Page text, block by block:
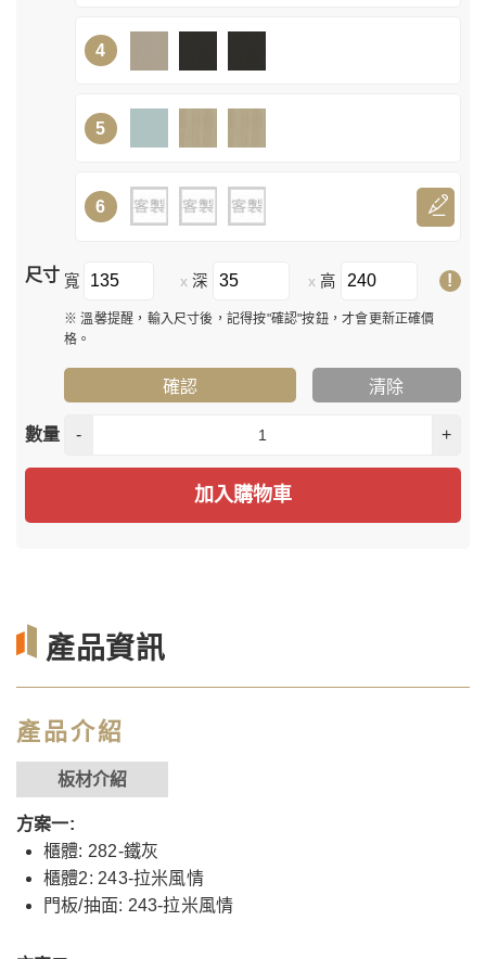
4
5
6
尺寸 寬 x 深 x 高 !
※ 溫馨提醒，輸入尺寸後，記得按"確認"按鈕，才會更新正確價
格。
確認 清除
數量 - +
加入購物車
產品資訊
產品介紹
板材介紹
方案一:
櫃體: 282-鐵灰
櫃體2: 243-拉米風情
門板/抽面: 243-拉米風情